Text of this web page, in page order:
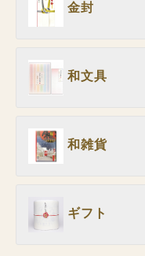
金封
和文具
和雑貨
ギフト